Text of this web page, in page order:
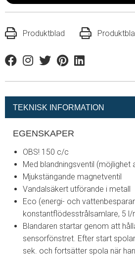
Produktblad
FacebookInstagram
TwitterPinterestLinkedin
TEKNISK INFORMATION
EGENSKAPER
OBS! 150 c/c
Med blandningsventil
Mjukstängande magnetventil
Vandalsäkert utförande i metall
Eco (energi- och
konstantflödesstrålsamlare, 5 l/
Blandaren startar genom att
sensorfönstret. Efter start
sek. och fortsätter spola när